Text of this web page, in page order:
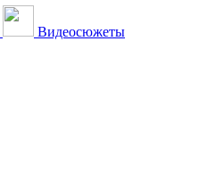
Видеосюжеты